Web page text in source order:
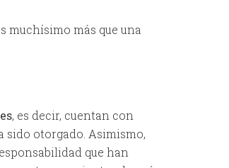
muchísimo más que una
, es decir, cuentan con
sido otorgado. Asimismo,
que han